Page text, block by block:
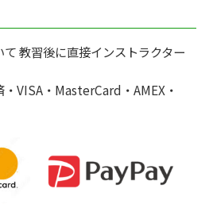
教習後に直接インストラクター
・VISA・MasterCard・AMEX・